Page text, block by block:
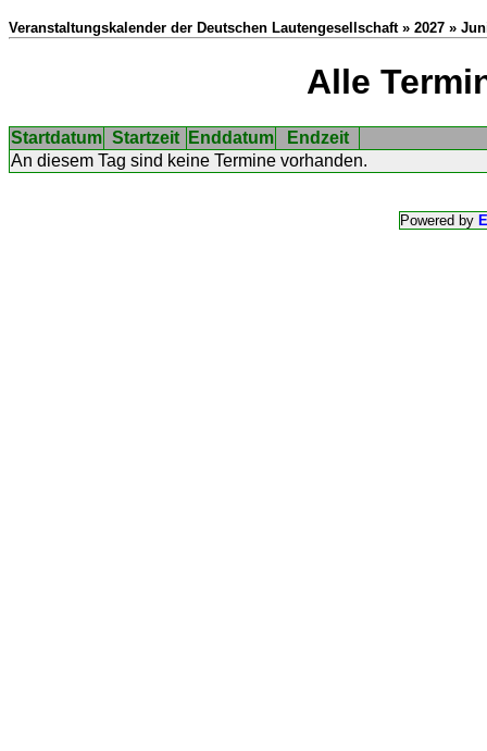
Veranstaltungskalender der Deutschen Lautengesellschaft » 2027 »
Alle
Startdatum Startzeit Enddatum
Endzeit
An diesem Tag sind keine Termine vorhanden.
Powered by